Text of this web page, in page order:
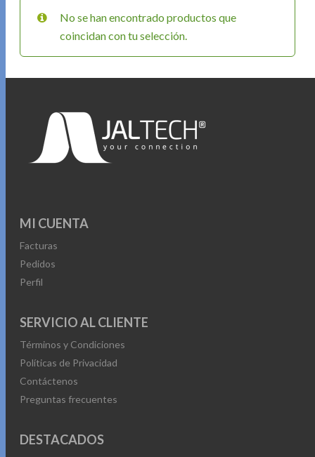
No se han encontrado productos que
coincidan con tu selección.
MI CUENTA
Facturas
Pedidos
Perfil
SERVICIO AL CLIENTE
Términos y Condiciones
Políticas de Privacidad
Contáctenos
Preguntas frecuentes
DESTACADOS